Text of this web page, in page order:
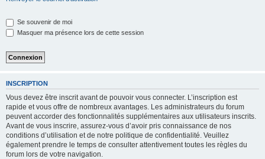
Se souvenir de moi
Masquer ma présence lors de cette session
INSCRIPTION
Vous devez être inscrit avant de pouvoir vous connecter. L’inscription est
rapide et vous offre de nombreux avantages. Les administrateurs du forum
peuvent accorder des fonctionnalités supplémentaires aux utilisateurs inscrits.
Avant de vous inscrire, assurez-vous d’avoir pris connaissance de nos
conditions d’utilisation et de notre politique de confidentialité. Veuillez
également prendre le temps de consulter attentivement toutes les règles du
forum lors de votre navigation.